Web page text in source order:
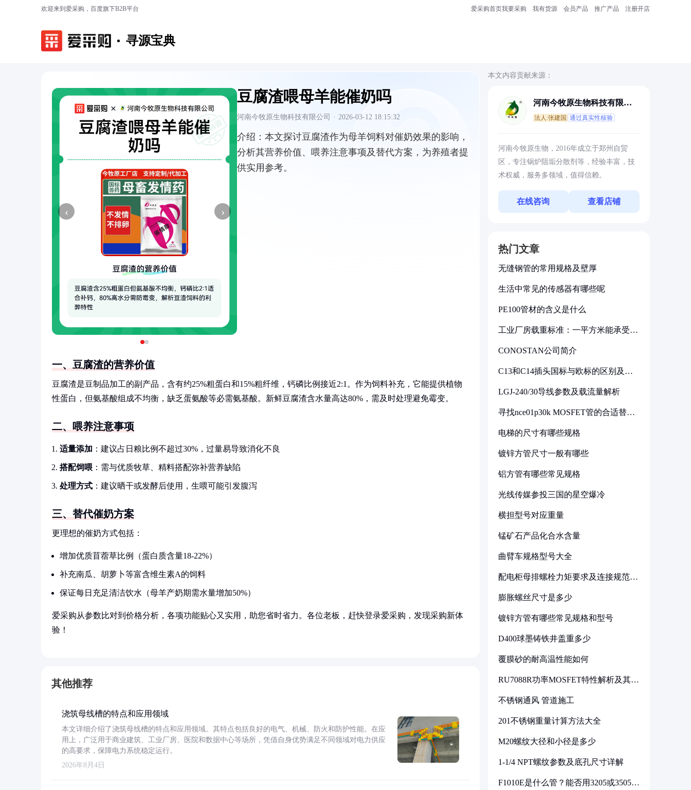
欢迎来到爱采购，百度旗下B2B平台 爱采购首页我要采购 我有货源 会员产品 推广产品 注册开店
寻源宝典
‹ ›
豆腐渣喂母羊能催奶吗
河南今牧原生物科技有限公司 · 2026-03-12 18:15:32
介绍： 本文探讨豆腐渣作为母羊饲料对催奶效果的影响，
分析其营养价值、喂养注意事项及替代方案，为养殖者提
供实用参考。
一、豆腐渣的营养价值
豆腐渣是豆制品加工的副产品，含有约25%粗蛋白和15%粗纤维，钙磷比例接近2:1。作为饲料补充，它能提供植物
性蛋白，但氨基酸组成不均衡，缺乏蛋氨酸等必需氨基酸。新鲜豆腐渣含水量高达80%，需及时处理避免霉变。
二、喂养注意事项
适量添加 ：建议占日粮比例不超过30%，过量易导致消化不良
搭配饲喂 ：需与优质牧草、精料搭配弥补营养缺陷
处理方式 ：建议晒干或发酵后使用，生喂可能引发腹泻
三、替代催奶方案
更理想的催奶方式包括：
增加优质苜蓿草比例（蛋白质含量18-22%）
补充南瓜、胡萝卜等富含维生素A的饲料
保证每日充足清洁饮水（母羊产奶期需水量增加50%）
爱采购从参数比对到价格分析，各项功能贴心又实用，助您省时省力。各位老板，赶快登录爱采购，发现采购新体
验！
其他推荐
浇筑母线槽的特点和应用领域
本文详细介绍了浇筑母线槽的特点和应用领域。其特点包括良好的电气、机械、防火和防护性能。在应
用上，广泛用于商业建筑、工业厂房、医院和数据中心等场所，凭借自身优势满足不同领域对电力供应
的高要求，保障电力系统稳定运行。
2026年8月4日
本文内容贡献来源：
河南今牧原生物科技有限公
法人:张建国 通过真实性核验
河南今牧原生物，2016年成立于郑州自贸
区，专注锅炉阻垢分散剂等，经验丰富，技
术权威，服务多领域，值得信赖。
在线咨询 查看店铺
热门文章
无缝钢管的常用规格及壁厚
生活中常见的传感器有哪些呢
PE100管材的含义是什么
工业厂房载重标准：一平方米能承受多
CONOSTAN公司简介
C13和C14插头国标与欧标的区别及其
LGJ-240/30导线参数及载流量解析
寻找nce01p30k MOSFET管的合适替代
电梯的尺寸有哪些规格
镀锌方管尺寸一般有哪些
铝方管有哪些常见规格
光线传媒参投三国的星空爆冷
横担型号对应重量
锰矿石产品化合水含量
曲臂车规格型号大全
配电柜母排螺栓力矩要求及连接规范详
膨胀螺丝尺寸是多少
镀锌方管有哪些常见规格和型号
D400球墨铸铁井盖重多少
覆膜砂的耐高温性能如何
RU7088R功率MOSFET特性解析及其在
不锈钢通风 管道施工
201不锈钢重量计算方法大全
M20螺纹大径和小径是多少
1-1/4 NPT螺纹参数及底孔尺寸详解
F1010E是什么管？能否用3205或3505代